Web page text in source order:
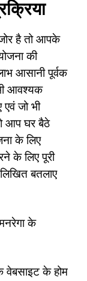
है तो आपके
की
आसानी पूर्वक
आवश्यक
एवं जो भी
आप घर बैठे
के लिए
के लिए पूरी
बतलाए
के
के होम